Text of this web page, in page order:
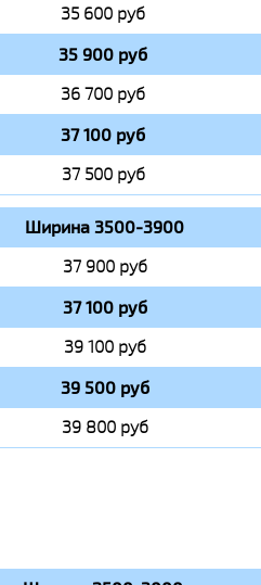
35 600 руб
35 900 руб
36 700 руб
37 100 руб
37 500 руб
Ширина 3500-3900
37 900 руб
37 100 руб
39 100 руб
39 500 руб
39 800 руб